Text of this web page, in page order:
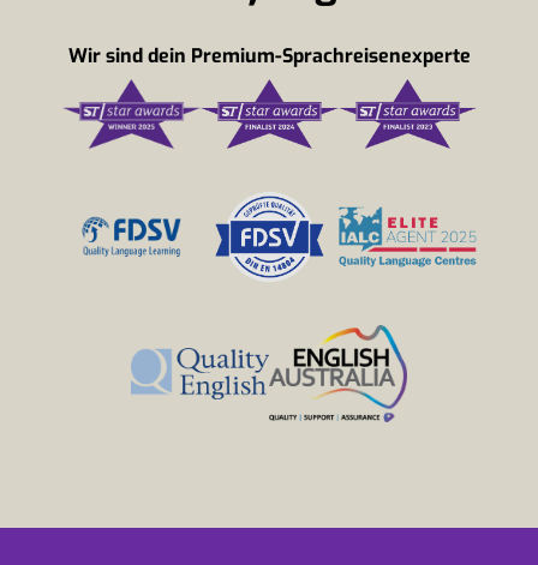
Wir sind dein Premium-Sprachreisenexperte